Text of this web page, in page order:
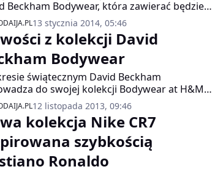
Beckham Bodywear, która zawierać będzie
dla chłopców – zminiaturyzowaną wersję
męskiej Davida, inspirowaną klasyką, ze
naciskiem na wygodę.
13 stycznia 2014, 05:46
z kolekcji David
Bodywear
świątecznym David Beckham
do swojej kolekcji Bodywear at H&M
typu lounge i bieliznę nocną doskonale
się na prezenty i do noszenia przez całą
12 listopada 2013, 09:46
kolekcja Nike CR7
szybkością
Ronaldo